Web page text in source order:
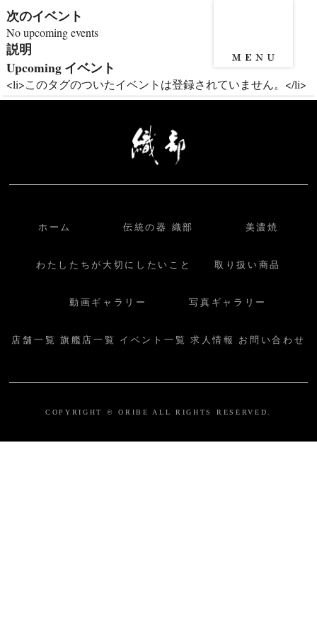
次のイベント
No upcoming events
説明
Upcoming イベント
<li>このタグのついたイベントは登録されていません。</li>
ホーム 伝統の器 織部 美濃焼
わたしたちが大切にしたいこと 取り扱い商品
動画ギャラリー 写真ギャラリー
店舗一覧 旗艦店一覧 イベント一覧 求人情報 お問い合わせ
COPYRIGHT © ORIBE ALL RIGHTS RESERVED.